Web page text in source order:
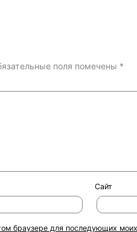
поля помечены *
Сайт
браузере для последующих